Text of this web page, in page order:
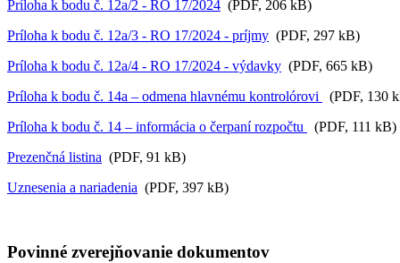
Príloha k bodu č. 12a/2 - RO 17/2024 (PDF, 206 kB)
Príloha k bodu č. 12a/3 - RO 17/2024 - príjmy (PDF, 297 kB)
Príloha k bodu č. 12a/4 - RO 17/2024 - výdavky (PDF, 665 kB)
Príloha k bodu č. 14a – odmena hlavnému kontrolórovi
(PDF, 130
Príloha k bodu č. 14 – informácia o čerpaní rozpočtu
(PDF, 111 kB)
Prezenčná listina (PDF, 91 kB)
Uznesenia a nariadenia (PDF, 397 kB)
Povinné zverejňovanie dokumentov